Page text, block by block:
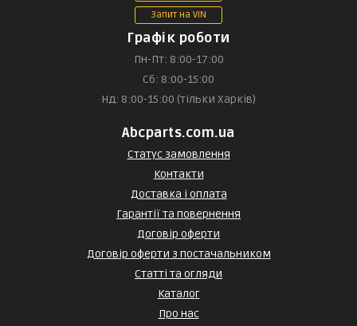
Запит на VIN
Графік роботи
Пн-Пт: 8:00-17:00
Сб: 8:00-15:00
Нд: 8:00-15:00 (тільки Харків)
Abcparts.com.ua
Статус замовлення
Контакти
Доставка і оплата
Гарантії та повернення
Договір оферти
Договір оферти з постачальником
Статті та огляди
Каталог
Про нас